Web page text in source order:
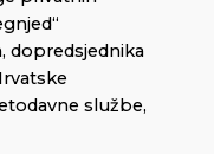
dopredsjednika
službe,